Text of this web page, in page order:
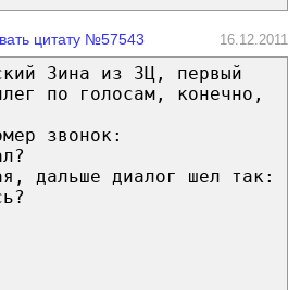
цитату №57543 16.12.2011
Зина из ЗЦ, первый
по голосам, конечно,
звонок:
дальше диалог шел так: